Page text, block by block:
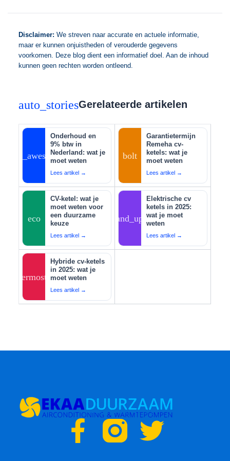
Disclaimer: We streven naar accurate en actuele informatie,
maar er kunnen onjuistheden of verouderde gegevens
voorkomen. Deze blog dient een informatief doel. Aan de inhoud
kunnen geen rechten worden ontleend.
auto_storiesGerelateerde artikelen
auto_awesome
Onderhoud en
9% btw in
Nederland: wat je
moet weten
Lees artikel →
bolt
Garantietermijn
Remeha cv-
ketels: wat je
moet weten
Lees artikel →
eco
CV-ketel: wat je
moet weten voor
een duurzame
keuze
Lees artikel →
tips_and_updates
Elektrische cv
ketels in 2025:
wat je moet
weten
Lees artikel →
thermostat
Hybride cv-ketels
in 2025: wat je
moet weten
Lees artikel →
F
T